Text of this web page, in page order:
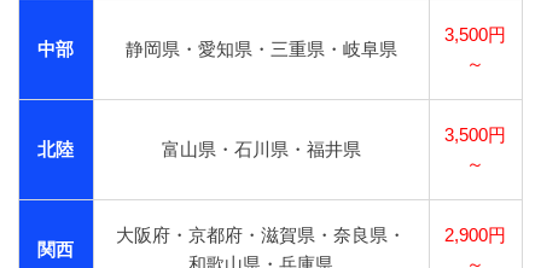
中部 静岡県・愛知県・三重県・岐阜県
3,500円
～
北陸 富山県・石川県・福井県
3,500円
～
関西
大阪府・京都府・滋賀県・奈良県・
2,900円